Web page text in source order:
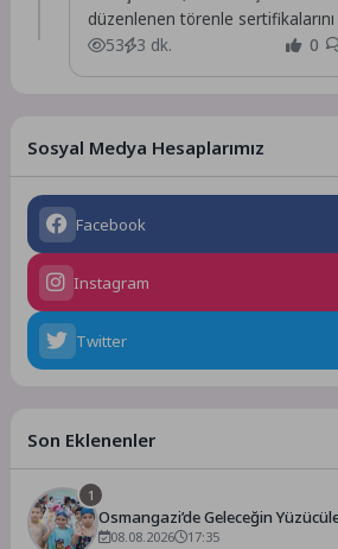
düzenlenen törenle
mutluluk yaşadı.
53 3 dk. 0
Sosyal Medya Hesaplarımız
Facebook
Instagram
Twitter
Son Eklenenler
1
Osmangazi’de Geleceğin
08.08.2026 17:35